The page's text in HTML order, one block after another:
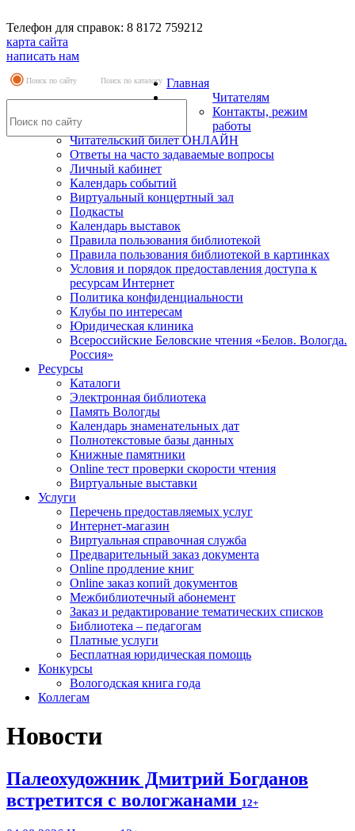
Телефон для справок: 8 8172 759212
карта сайта
написать нам
Поиск по сайту Поиск по каталогу Главная
Читателям
Контакты, режим
работы
Читательский билет ОНЛАЙН
Ответы на часто задаваемые вопросы
Личный кабинет
Календарь событий
Виртуальный концертный зал
Подкасты
Календарь выставок
Правила пользования библиотекой
Правила пользования библиотекой в картинках
Условия и порядок предоставления доступа к
ресурсам Интернет
Политика конфиденциальности
Клубы по интересам
Юридическая клиника
Всероссийские Беловские чтения «Белов. Вологда.
Россия»
Ресурсы
Каталоги
Электронная библиотека
Память Вологды
Календарь знаменательных дат
Полнотекстовые базы данных
Книжные памятники
Online тест проверки скорости чтения
Виртуальные выставки
Услуги
Перечень предоставляемых услуг
Интернет-магазин
Виртуальная справочная служба
Предварительный заказ документа
Online продление книг
Online заказ копий документов
Межбиблиотечный абонемент
Заказ и редактирование тематических списков
Библиотека – педагогам
Платные услуги
Бесплатная юридическая помощь
Конкурсы
Вологодская книга года
Коллегам
Новости
Палеохудожник Дмитрий Богданов
встретится с вологжанами 12+